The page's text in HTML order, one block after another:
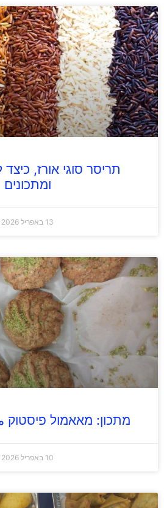
תריסר סוגי אורז,
ומתכונים
13 באפריל 2026
מתכון: מאאמול פיסטוק
10 באפריל 2026